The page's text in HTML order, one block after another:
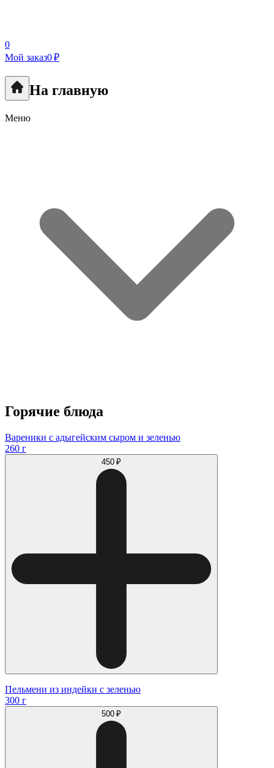
0
Мой заказ0 ₽
На главную
Меню
Горячие блюда
Вареники с адыгейским сыром и зеленью
260 г
450 ₽
Пельмени из индейки с зеленью
300 г
500 ₽